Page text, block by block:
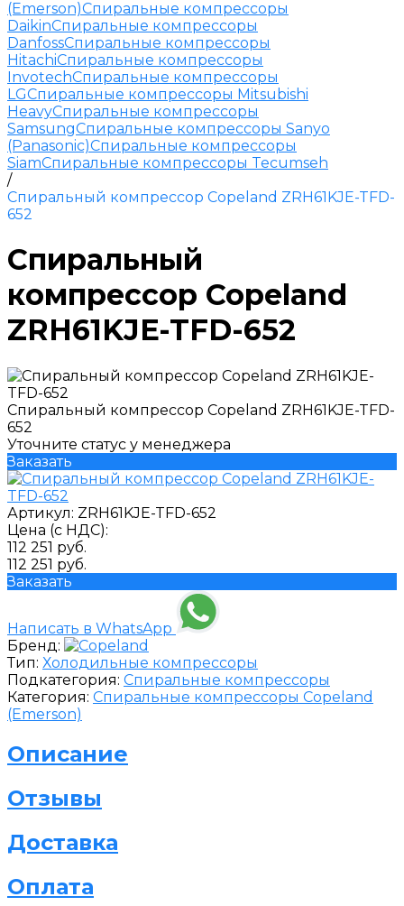
(Emerson)Спиральные компрессоры
DaikinСпиральные компрессоры
DanfossСпиральные компрессоры
HitachiСпиральные компрессоры
InvotechСпиральные компрессоры
LGСпиральные компрессоры Mitsubishi
HeavyСпиральные компрессоры
SamsungСпиральные компрессоры Sanyo
(Panasonic)Спиральные компрессоры
SiamСпиральные компрессоры Tecumseh
/
Спиральный компрессор Copeland ZRH61KJE-TFD-
652
Спиральный
компрессор Copeland
ZRH61KJE-TFD-652
Спиральный компрессор Copeland ZRH61KJE-TFD-
652
Уточните статус у менеджера
Заказать
Артикул: ZRH61KJE-TFD-652
Цена (с НДС):
112 251 руб.
112 251 руб.
Заказать
Написать в WhatsApp
Бренд:
Тип: Холодильные компрессоры
Подкатегория: Спиральные компрессоры
Категория: Спиральные компрессоры Copeland
(Emerson)
Описание
Отзывы
Доставка
Оплата